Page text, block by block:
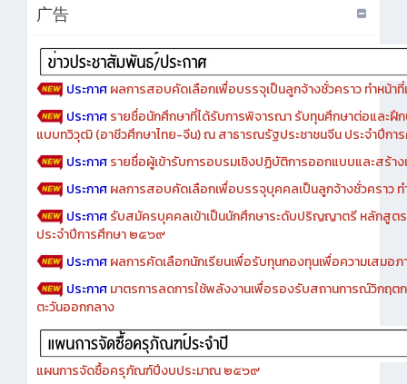
广告
ประกาศผลการสอบคัดเลือกเพื่อบรรจุเป็นลูกจ้างชั่วคราว ทำหน้าที่
ประกาศรายชื่อนักศึกษาที่ได้รับการพิจารณา รับทุนศึกษาต่อและฝึ
แบบทวิวุฒิ (อาชีวศึกษาไทย-จีน) ณ สาธารณรัฐประชาชนจีน ประจำปีก
ประกาศรายชื่อผู้เข้ารับการอบรมเชิงปฏิบัติการออกแบบและสร้า
ประกาศผลการสอบคัดเลือกเพื่อบรรจุบุคคลเป็นลูกจ้างชั่วคราว ท
ประกาศรับสมัครบุคคลเข้าเป็นนักศึกษาระดับปริญญาตรี หลักสูต
ประจำปีการศึกษา ๒๕๖๙
ประกาศผลการคัดเลือกนักเรียนเพื่อรับทุนกองทุนเพื่อความเสมอ
ประกาศมาตรการลดการใช้พลังงานเพื่อรองรับสถานการณ์วิกฤ
ตะวันออกกลาง
แผนการจัดซื้อครุภัณฑ์ปีงบประมาณ ๒๕๖๙